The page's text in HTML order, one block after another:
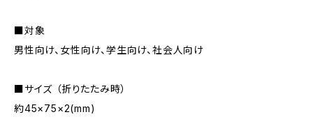
■対象
男性向け、女性向け、学生向け、社会人向け
■サイズ （折りたたみ時）
約45×75×2(mm)